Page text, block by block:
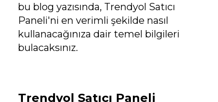
bu blog yazısında, Trendyol Satıcı
Paneli'ni en verimli şekilde nasıl
kullanacağınıza dair temel bilgileri
bulacaksınız.
Trendyol Satıcı Paneli